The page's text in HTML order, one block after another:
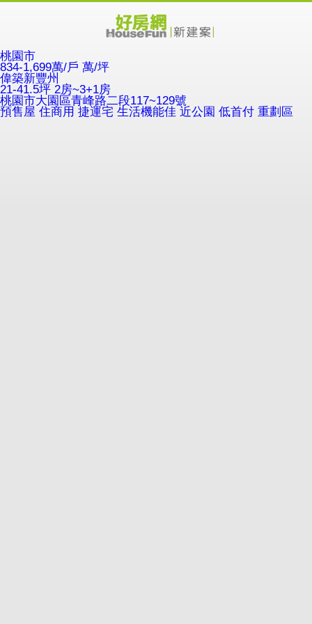
桃園市
834-1,699萬/戶 萬/坪
偉築新豐州
21-41.5坪 2房~3+1房
桃園市大園區青峰路二段117~129號
預售屋 住商用 捷運宅 生活機能佳 近公園 低首付 重劃區